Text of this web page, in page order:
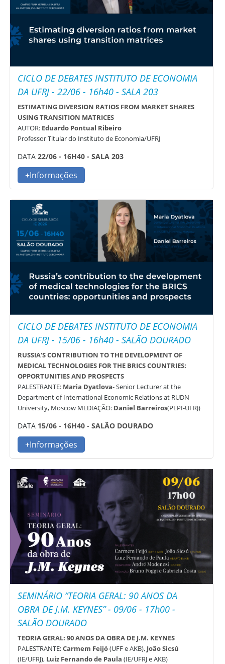
CICLO DE DEBATES INSTITUTO DE ECONOMIA
DA UFRJ - 22/06 - 16h40 - SALA 203
ESTIMATING DIVERSION RATIOS FROM MARKET SHARES
USING TRANSITION MATRICES
AUTOR:Eduardo Pontual Ribeiro
Professor Titular do Instituto de Economia/UFRJ
DATA22/06 - 16H40 - SALA 203
+Informações
CICLO DE DEBATES INSTITUTO DE ECONOMIA
DA UFRJ - 15/06 - 16h40 - SALÃO DOURADO
RUSSIA'S CONTRIBUTION TO THE DEVELOPMENT OF
MEDICAL TECHNOLOGIES FOR THE BRICS COUNTRIES:
OPPORTUNITIES AND PROSPECTS
PALESTRANTE:Maria Dyatlova- Senior Lecturer at the
Department of International Economic Relations at RUDN
University, Moscow MEDIAÇÃO:Daniel Barreiros(PEPI-UFRJ)
DATA15/06 - 16H40 - SALÃO DOURADO
+Informações
SEMINÁRIO “TEORIA GERAL: 90 ANOS DA
OBRA DE J.M. KEYNES” - 09/06 - 17h00 -
SALÃO DOURADO
TEORIA GERAL: 90 ANOS DA OBRA DE J.M. KEYNES
PALESTRANTE:Carmem Feijó(UFF e AKB),João Sicsú
(IE/UFRJ), Luiz Fernando de Paula (IE/UFRJ e AKB)